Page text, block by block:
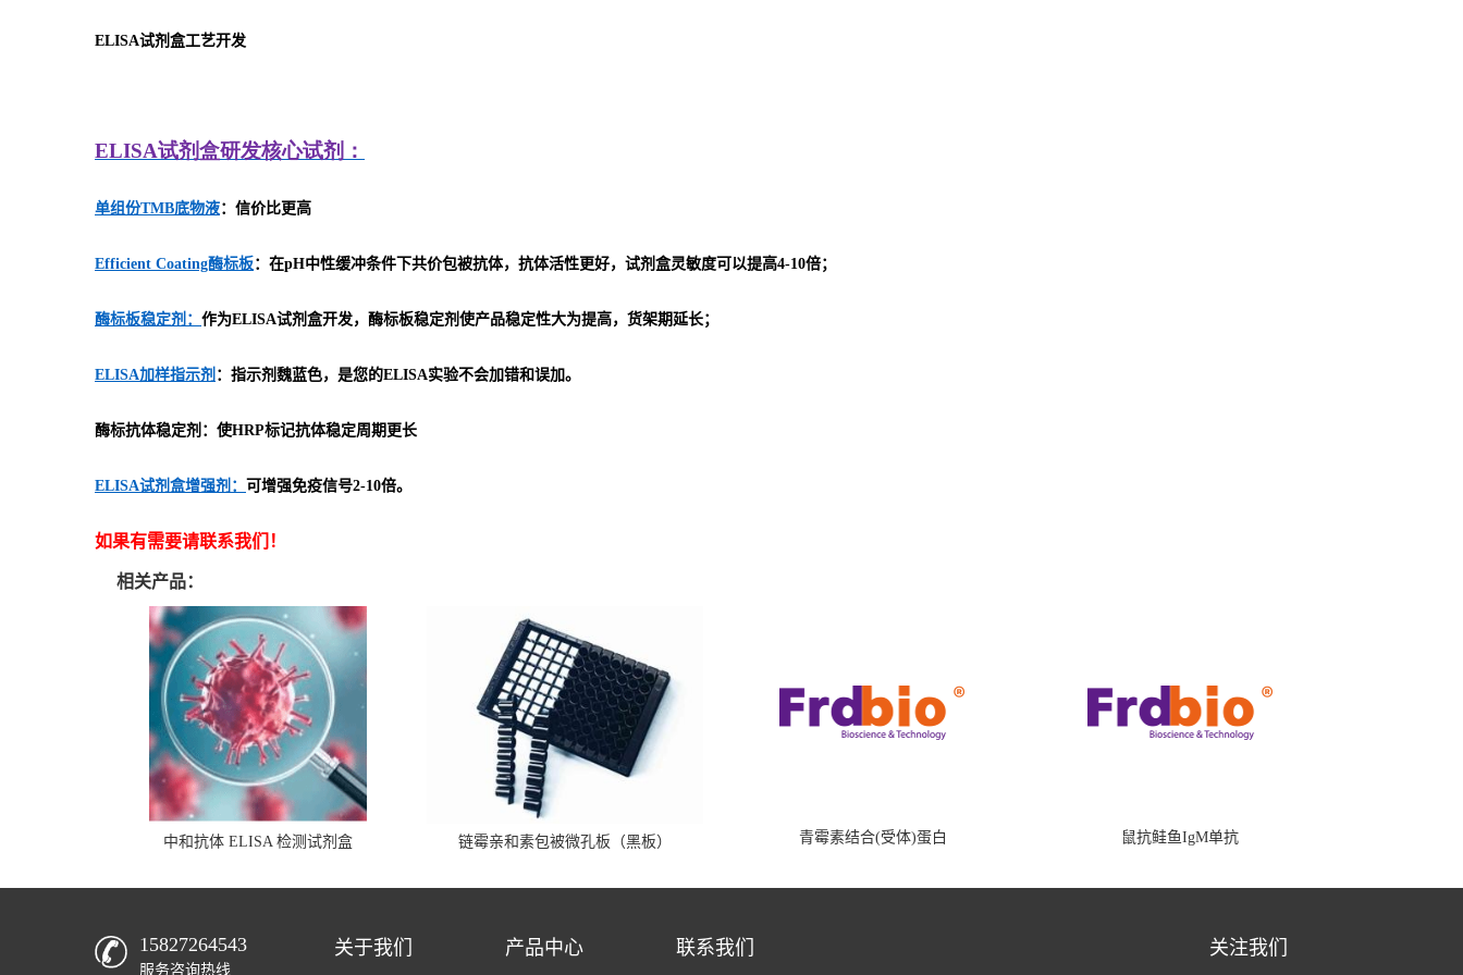
ELISA试剂盒工艺开发
ELISA试剂盒研发核心试剂：
单组份TMB底物液：信价比更高
Efficient Coating酶标板：在pH中性缓冲条件下共价包被抗体，抗体活性更好，试剂盒灵敏度可以提高4-10倍；
酶标板稳定剂： 作为ELISA试剂盒开发，酶标板稳定剂使产品稳定性大为提高，货架期延长；
ELISA加样指示剂 ：指示剂魏蓝色，是您的ELISA实验不会加错和误加。
酶标抗体稳定剂：使HRP标记抗体稳定周期更长
ELISA试剂盒增强剂： 可增强免疫信号2-10倍。
如果有需要请联系我们！
相关产品：
中和抗体 ELISA 检测试剂盒 链霉亲和素包被微孔板（黑板） 青霉素结合(受体)蛋白 鼠抗鲑鱼IgM单抗
15827264543
服务咨询热线
关于我们 产品中心 联系我们 关注我们